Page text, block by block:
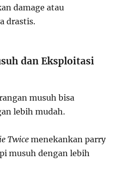
damage atau
drastis.
dan Eksploitasi
musuh bisa
lebih mudah.
Twice menekankan parry
musuh dengan lebih